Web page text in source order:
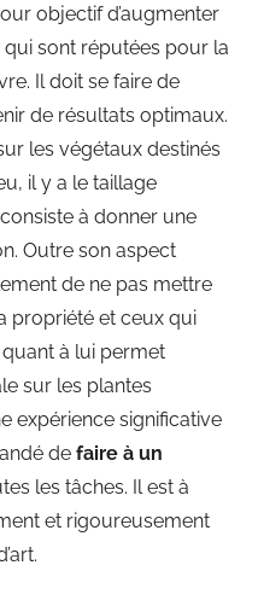
objectif d’augmenter
sont réputées pour la
Il doit se faire de
de résultats optimaux.
les végétaux destinés
il y a le taillage
à donner une
Outre son aspect
de ne pas mettre
propriété et ceux qui
quant à lui permet
sur les plantes
expérience significative
de faire à un
les tâches. Il est à
et rigoureusement